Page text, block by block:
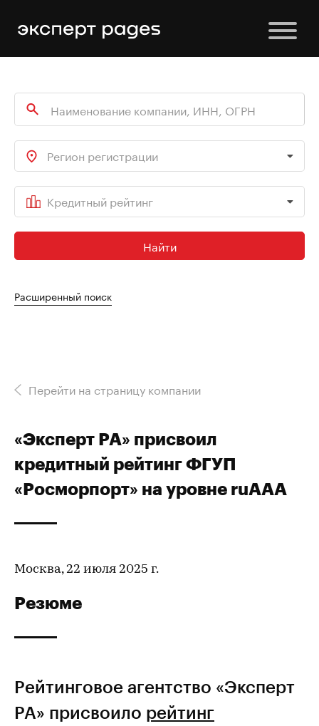
Регион регистрации
Кредитный рейтинг
Найти
Расширенный поиск
Перейти на страницу компании
«Эксперт РА» присвоил
кредитный рейтинг ФГУП
«Росморпорт» на уровне ruAAA
Москва, 22 июля 2025 г.
Резюме
Рейтинговое агентство «Эксперт
РА» присвоило рейтинг